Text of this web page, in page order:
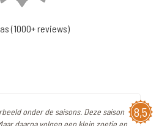
(1000+ reviews)
8,5
onder de saisons. Deze saison
daarna volgen een klein zoetje en